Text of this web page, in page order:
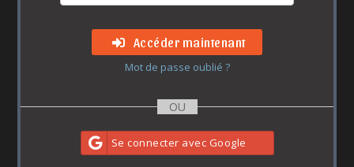
Accéder maintenant
Mot de passe oublié ?
Se connecter avec Google